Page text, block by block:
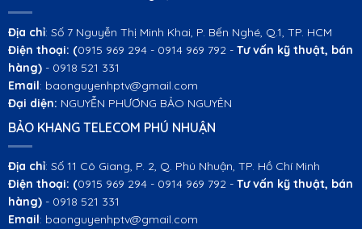
Địa chỉ: Số 7 Nguyễn Thị Minh Khai, P. Bến Nghé, Q.1, TP. HCM
Điện thoại: (0915 969 294 - 0914 969 792 - Tư vấn kỹ thuật, bán
hàng) - 0918 521 331
Email: baonguyenhptv@gmail.com
Đại diện: NGUYỄN PHƯƠNG BẢO NGUYÊN
BẢO KHANG TELECOM PHÚ NHUẬN
Địa chỉ: Số 11 Cô Giang, P. 2, Q. Phú Nhuận, TP. Hồ Chí Minh
Điện thoại: (0915 969 294 - 0914 969 792 - Tư vấn kỹ thuật, bán
hàng) - 0918 521 331
Email: baonguyenhptv@gmail.com